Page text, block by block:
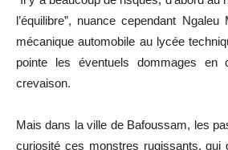
l’équilibre”, nuance cependant
mécanique automobile au lycée
pointe les éventuels dommages
crevaison.
Mais dans la ville de Bafoussam, les
curiosité ces monstres rugissants, qui